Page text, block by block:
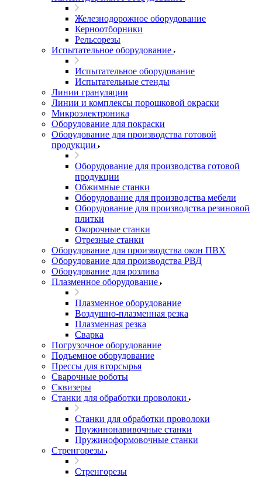
Железнодорожное оборудование
Керноотборники
Рельсорезы
Испытательное оборудование
Испытательное оборудование
Испытательные стенды
Линии грануляции
Линии и комплексы порошковой окраски
Микроэлектроника
Оборудование для покраски
Оборудование для производства готовой
продукции
Оборудование для производства готовой
продукции
Обжимные станки
Оборудование для производства мебели
Оборудование для производства резиновой
плитки
Окорочные станки
Отрезные станки
Оборудование для производства окон ПВХ
Оборудование для производства РВД
Оборудование для розлива
Плазменное оборудование
Плазменное оборудование
Воздушно-плазменная резка
Плазменная резка
Сварка
Погрузочное оборудование
Подъемное оборудование
Прессы для вторсырья
Сварочные роботы
Сквизеры
Станки для обработки проволоки
Станки для обработки проволоки
Пружинонавивочные станки
Пружиноформовочные станки
Стренгорезы
Стренгорезы